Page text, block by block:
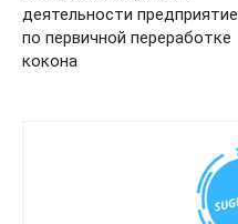
деятельности предприятие
по первичной переработке
кокона